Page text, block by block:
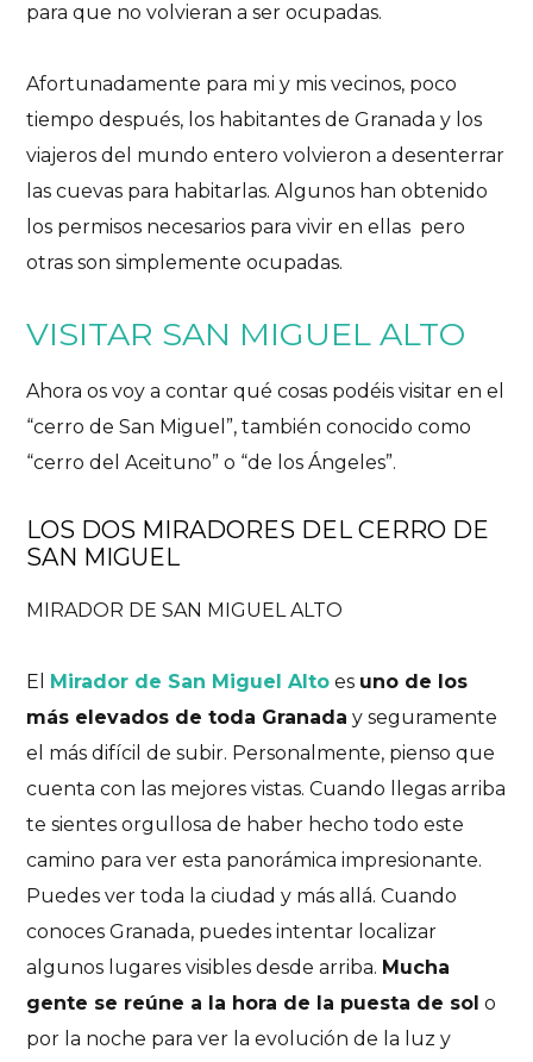
para que no volvieran a ser ocupadas.
Afortunadamente para mi y mis vecinos, poco
tiempo después, los habitantes de Granada y los
viajeros del mundo entero volvieron a desenterrar
las cuevas para habitarlas. Algunos han obtenido
los permisos necesarios para vivir en ellas pero
otras son simplemente ocupadas.
VISITAR SAN MIGUEL ALTO
Ahora os voy a contar qué cosas podéis visitar en el
“cerro de San Miguel”, también conocido como
“cerro del Aceituno” o “de los Ángeles”.
LOS DOS MIRADORES DEL CERRO DE
SAN MIGUEL
MIRADOR DE SAN MIGUEL ALTO
El Mirador de San Miguel Alto es uno de los
más elevados de toda Granada y seguramente
el más difícil de subir. Personalmente, pienso que
cuenta con las mejores vistas. Cuando llegas arriba
te sientes orgullosa de haber hecho todo este
camino para ver esta panorámica impresionante.
Puedes ver toda la ciudad y más allá. Cuando
conoces Granada, puedes intentar localizar
algunos lugares visibles desde arriba. Mucha
gente se reúne a la hora de la puesta de sol o
por la noche para ver la evolución de la luz y